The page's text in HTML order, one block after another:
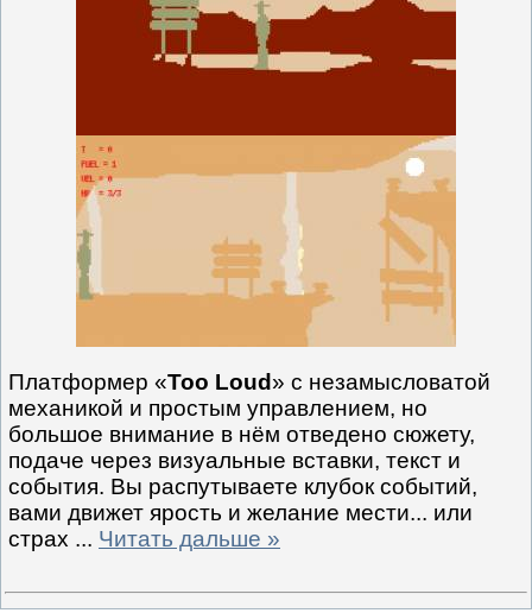
Платформер «Too Loud» с незамысловатой
механикой и простым управлением, но
большое внимание в нём отведено сюжету,
подаче через визуальные вставки, текст и
события. Вы распутываете клубок событий,
вами движет ярость и желание мести... или
страх ... Читать дальше »